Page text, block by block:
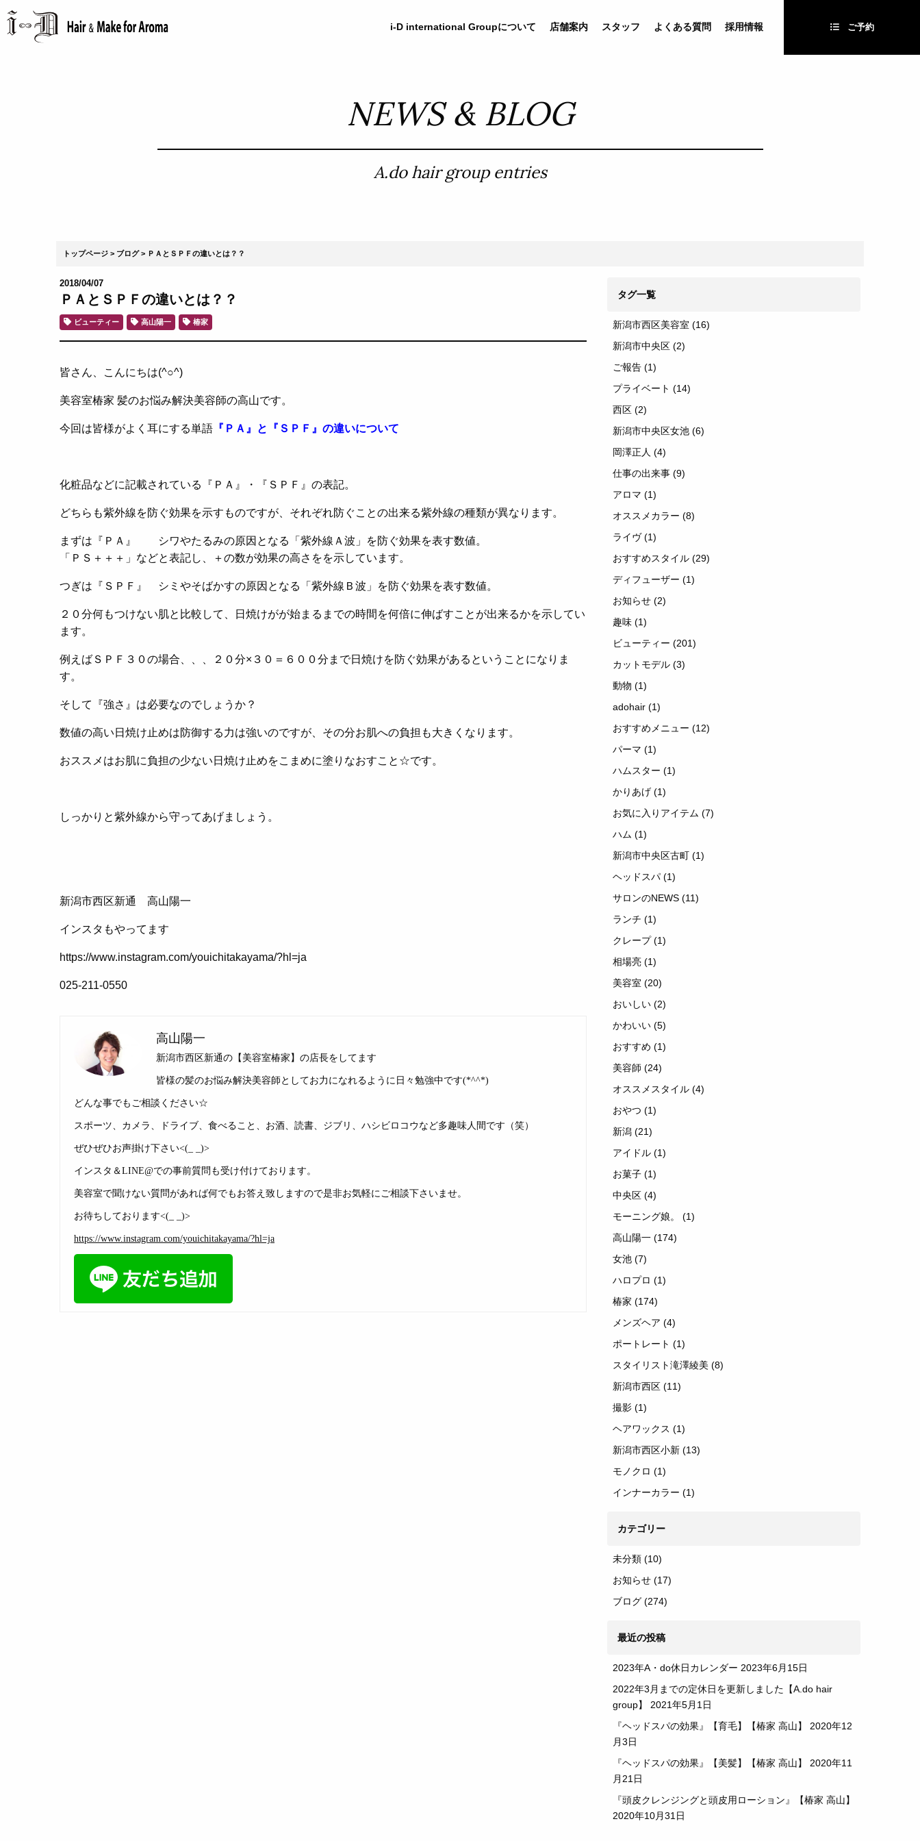
i-D international Groupについて 店舗案内 スタッフ よくある質問 採用情報 ご予約
NEWS & BLOG
A.do hair group entries
トップページ ブログ ＰＡとＳＰＦの違いとは？？
2018/04/07
ＰＡとＳＰＦの違いとは？？
ビューティー 高山陽一 椿家
皆さん、こんにちは(^○^)
美容室椿家 髪のお悩み解決美容師の高山です。
今回は皆様がよく耳にする単語 『ＰＡ』と『ＳＰＦ』の違いについて
化粧品などに記載されている『ＰＡ』・『ＳＰＦ』の表記。
どちらも紫外線を防ぐ効果を示すものですが、それぞれ防ぐことの出来る紫外線の種類が異なります。
まずは『ＰＡ』 シワやたるみの原因となる「紫外線Ａ波」を防ぐ効果を表す数値。
「ＰＳ＋＋＋」などと表記し、＋の数が効果の高さをを示しています。
つぎは『ＳＰＦ』 シミやそばかすの原因となる「紫外線Ｂ波」を防ぐ効果を表す数値。
２０分何もつけない肌と比較して、日焼けがが始まるまでの時間を何倍に伸ばすことが出来るかを示してい
ます。
例えばＳＰＦ３０の場合、、、２０分×３０＝６００分まで日焼けを防ぐ効果があるということになりま
す。
そして『強さ』は必要なのでしょうか？
数値の高い日焼け止めは防御する力は強いのですが、その分お肌への負担も大きくなります。
おススメはお肌に負担の少ない日焼け止めをこまめに塗りなおすこと☆です。
しっかりと紫外線から守ってあげましょう。
新潟市西区新通 高山陽一
インスタもやってます
https://www.instagram.com/youichitakayama/?hl=ja
025-211-0550
高山陽一
新潟市西区新通の【美容室椿家】の店長をしてます
皆様の髪のお悩み解決美容師としてお力になれるように日々勉強中です(*^^*)
どんな事でもご相談ください☆
スポーツ、カメラ、ドライブ、食べること、お酒、読書、ジブリ、ハシビロコウなど多趣味人間です（笑）
ぜひぜひお声掛け下さい<(_ _)>
インスタ＆LINE@での事前質問も受け付けております。
美容室で聞けない質問があれば何でもお答え致しますので是非お気軽にご相談下さいませ。
お待ちしております<(_ _)>
https://www.instagram.com/youichitakayama/?hl=ja
タグ一覧
新潟市西区美容室 (16)
新潟市中央区 (2)
ご報告 (1)
プライベート (14)
西区 (2)
新潟市中央区女池 (6)
岡澤正人 (4)
仕事の出来事 (9)
アロマ (1)
オススメカラー (8)
ライヴ(1)
おすすめスタイル (29)
ディフューザー (1)
お知らせ (2)
趣味 (1)
ビューティー (201)
カットモデル (3)
動物 (1)
adohair (1)
おすすめメニュー (12)
パーマ (1)
ハムスター (1)
かりあげ (1)
お気に入りアイテム (7)
ハム (1)
新潟市中央区古町 (1)
ヘッドスパ (1)
サロンのNEWS (11)
ランチ (1)
クレープ(1)
相場亮 (1)
美容室 (20)
おいしい (2)
かわいい (5)
おすすめ (1)
美容師 (24)
オススメスタイル (4)
おやつ (1)
新潟 (21)
アイドル (1)
お菓子 (1)
中央区 (4)
モーニング娘。 (1)
高山陽一 (174)
女池 (7)
ハロプロ (1)
椿家 (174)
メンズヘア (4)
ポートレート (1)
スタイリスト滝澤綾美 (8)
新潟市西区 (11)
撮影 (1)
ヘアワックス (1)
新潟市西区小新 (13)
モノクロ (1)
インナーカラー (1)
カテゴリー
未分類 (10)
お知らせ (17)
ブログ (274)
最近の投稿
2023年A・do休日カレンダー 2023年6月15日
2022年3月までの定休日を更新しました【A.do hair
group】
2021年5月1日
『ヘッドスパの効果』【育毛】【椿家 高山】
2020年12
月3日
『ヘッドスパの効果』【美髪】【椿家 高山】
2020年11
月21日
『頭皮クレンジングと頭皮用ローション』【椿家 高山】
2020年10月31日